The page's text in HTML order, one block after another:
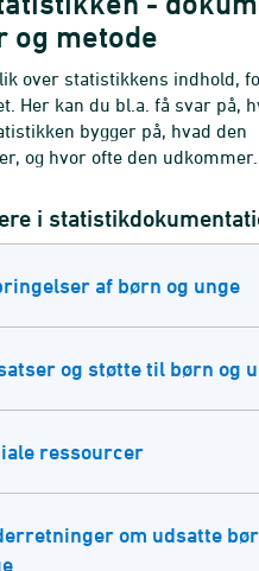
og metode
over statistikkens indhold,
Her kan du bl.a. få svar på,
bygger på, hvad den
og hvor ofte den udkommer.
i
af børn og unge
og støtte til børn og
ressourcer
om udsatte